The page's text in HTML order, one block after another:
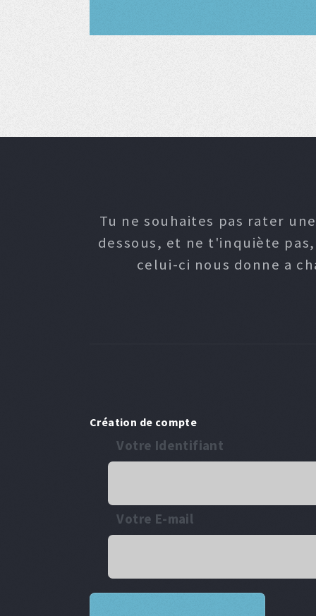
Tu ne souhaites pas rater
dessous, et ne t'inquiète
celui-ci nous donne a
Création de compte
Votre Identifiant
Votre E-mail